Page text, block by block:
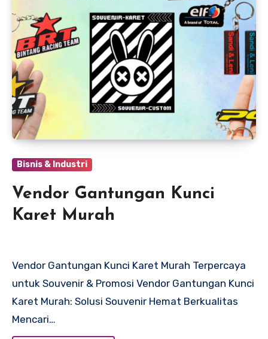
Bisnis & Industri
Vendor Gantungan Kunci
Karet Murah
Vendor Gantungan Kunci Karet Murah Terpercaya
untuk Souvenir & Promosi Vendor Gantungan Kunci
Karet Murah: Solusi Souvenir Hemat Berkualitas
Mencari…